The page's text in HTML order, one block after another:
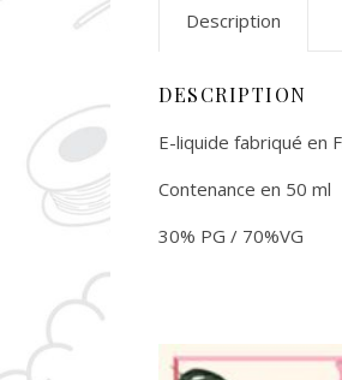
Description
DESCRIPTION
E-liquide fabriqué en
Contenance en 50 ml
30% PG / 70%VG